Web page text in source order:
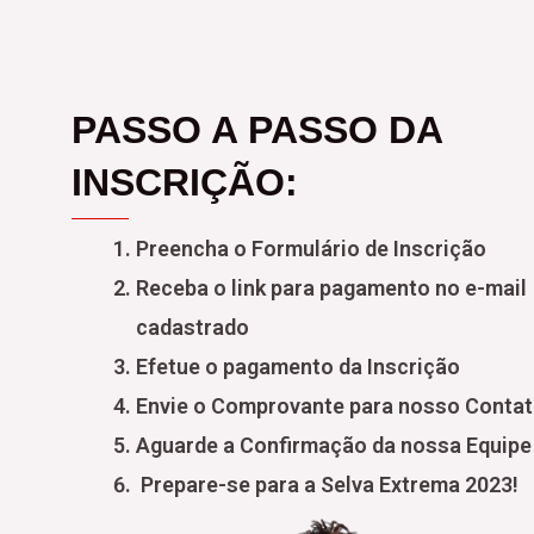
PASSO A PASSO DA
INSCRIÇÃO:
Preencha o Formulário de Inscrição
Receba o link para pagamento no e-mail
cadastrado
Efetue o pagamento da Inscrição
Envie o Comprovante para nosso
Aguarde a Confirmação da nossa Equipe
Prepare-se para a Selva Extrema 2023!